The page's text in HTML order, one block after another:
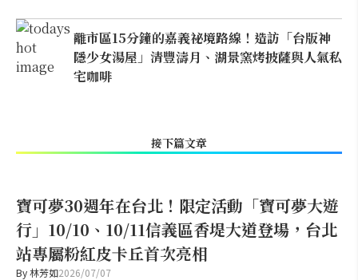
離市區15分鐘的嘉義祕境路線！造訪「台版神
隱少女湯屋」清豐濤月、湖景窯烤披薩與人氣私
宅咖啡
接下篇文章
寶可夢30週年在台北！限定活動「寶可夢大遊
行」10/10、10/11信義區香堤大道登場，台北
站專屬粉紅皮卡丘首次亮相
By林芳如2026/07/07